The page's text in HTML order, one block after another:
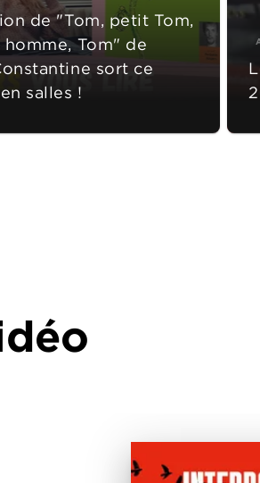
de "Tom, petit Tom,
Tom" de
sort ce
salles !